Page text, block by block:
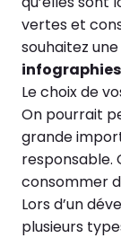
vertes et
souhaitez
infographies
Le choix de
On pourrait
grande
responsable.
consommer
Lors d’un
plusieurs